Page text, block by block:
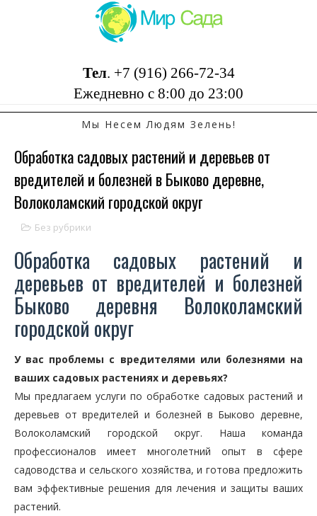
Тел. +7 (916) 266-72-34
Ежедневно с 8:00 до 23:00
Мы Несем Людям Зелень!
Обработка садовых растений и деревьев от
вредителей и болезней в Быково деревне,
Волоколамский городской округ
Без рубрики
Обработка садовых растений и
деревьев от вредителей и болезней
Быково деревня Волоколамский
городской округ
У вас проблемы с вредителями или болезнями на
ваших садовых растениях и деревьях?
Мы предлагаем услуги по обработке садовых растений и
деревьев от вредителей и болезней в Быково деревне,
Волоколамский городской округ. Наша команда
профессионалов имеет многолетний опыт в сфере
садоводства и сельского хозяйства, и готова предложить
вам эффективные решения для лечения и защиты ваших
растений.